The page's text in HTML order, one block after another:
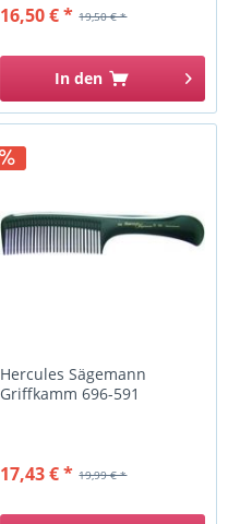
19,50 € *
16,50 € *
In den
Hercules Sägemann
Griffkamm 696-591
19,99 € *
17,43 € *